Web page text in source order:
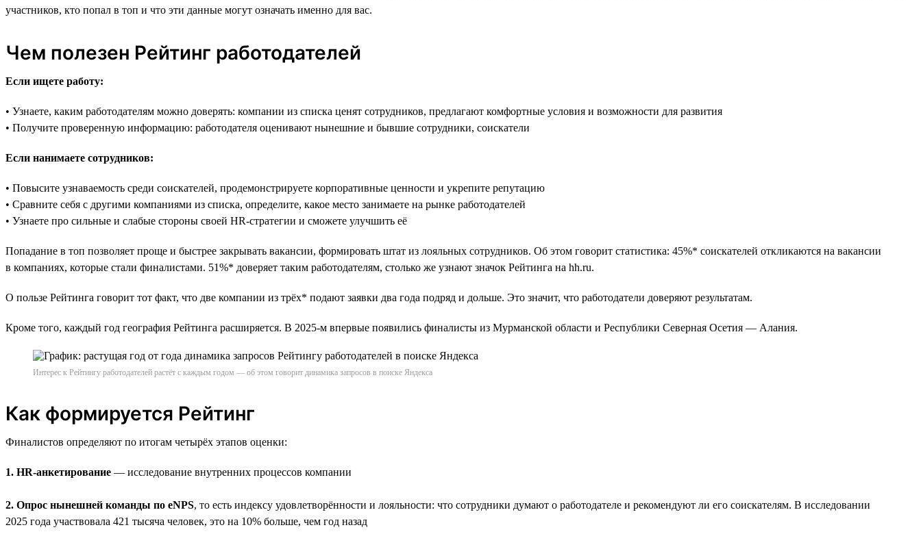
участников, кто попал в топ и что эти данные могут означать именно для вас.
Чем полезен Рейтинг работодателей
Если ищете работу:
• Узнаете, каким работодателям можно доверять: компании из списка ценят сотрудников, предлагают комфортные условия и возможности для развития
• Получите проверенную информацию: работодателя оценивают нынешние и бывшие сотрудники, соискатели
Если нанимаете сотрудников:
• Повысите узнаваемость среди соискателей, продемонстрируете корпоративные ценности и укрепите репутацию
• Сравните себя с другими компаниями из списка, определите, какое место занимаете на рынке работодателей
• Узнаете про сильные и слабые стороны своей HR-стратегии и сможете улучшить её
Попадание в топ позволяет проще и быстрее закрывать вакансии, формировать штат из лояльных сотрудников. Об этом говорит статистика: 45%* соискателей откликаются на вакансии
в компаниях, которые стали финалистами. 51%* доверяет таким работодателям, столько же узнают значок Рейтинга на hh.ru.
О пользе Рейтинга говорит тот факт, что две компании из трёх* подают заявки два года подряд и дольше. Это значит, что работодатели доверяют результатам.
Кроме того, каждый год география Рейтинга расширяется. В 2025-м впервые появились финалисты из Мурманской области и Республики Северная Осетия — Алания.
Интерес к Рейтингу работодателей растёт с каждым годом — об этом говорит динамика запросов в поиске Яндекса
Как формируется Рейтинг
Финалистов определяют по итогам четырёх этапов оценки:
1. HR-анкетирование — исследование внутренних процессов компании
2. Опрос нынешней команды по eNPS, то есть индексу удовлетворённости и лояльности: что сотрудники думают о работодателе и рекомендуют ли его соискателям. В исследовании
2025 года участвовала 421 тысяча человек, это на 10% больше, чем год назад